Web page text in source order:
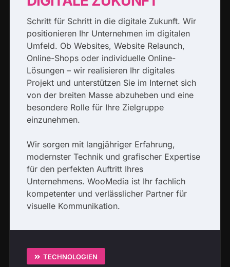
Schritt für Schritt in die digitale Zukunft. Wir
positionieren Ihr Unternehmen im digitalen
Umfeld. Ob Websites, Website Relaunch,
Online-Shops oder individuelle Online-
Lösungen – wir realisieren Ihr digitales
Projekt und unterstützen Sie im Internet sich
von der breiten Masse abzuheben und eine
besondere Rolle für Ihre Zielgruppe
einzunehmen.
Wir sorgen mit langjähriger Erfahrung,
modernster Technik und grafischer Expertise
für den perfekten Auftritt Ihres
Unternehmens. WooMedia ist Ihr fachlich
kompetenter und verlässlicher Partner für
visuelle Kommunikation.
TECHNOLOGIEN